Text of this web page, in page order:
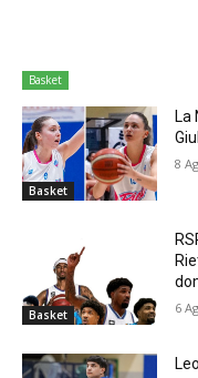
Basket
Basket
La
8
Basket 6